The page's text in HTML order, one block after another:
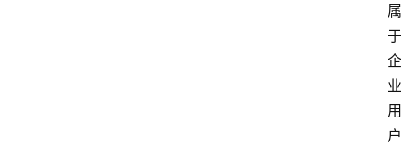
属
于
企
业
用
户